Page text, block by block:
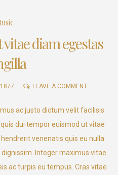
diam egestas
LEAVE A COMMENTON
MATTIS
ERAT
VITAE
FRINGILLA
ac justo dictum velit facilisis
dui tempor euismod ut vitae
venenatis quis eu nulla.
Integer maximus vitae
ac turpis eu tempus. Cras vitae